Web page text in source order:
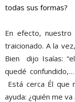
todas sus formas?
En efecto,
traicionado. A la vez
Bien dijo Isaías: “el
quedé
Está cerca Él que
ayuda: ¿quién me va